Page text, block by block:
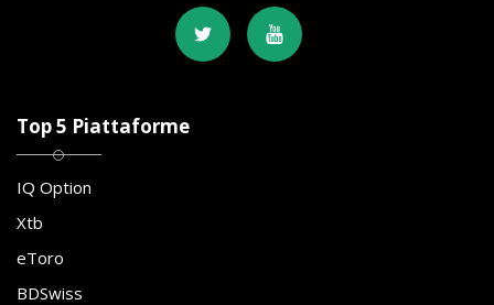
Top 5 Piattaforme
IQ Option
Xtb
eToro
BDSwiss